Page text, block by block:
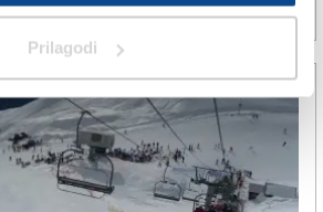
Prilagodi
30. avg. 2024 | 17:12